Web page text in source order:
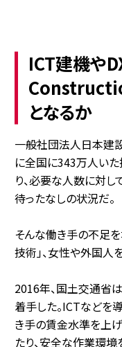
ICT建機や
となるか
一般社団法人日本建
に全国に343万人い
り、必要な人数に対し
待ったなしの状況だ。
そんな働き手の不足
技術」、女性や外国人
2016年、国土交通省
着手した。ICTなどを
き手の賃金水準を上
たり、安全な作業環境